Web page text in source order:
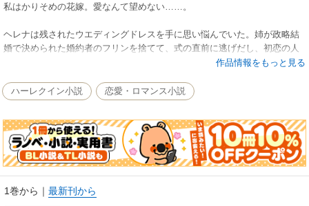
私はかりそめの花嫁。愛なんて望めない……。
ヘレナは残されたウエディングドレスを手に思い悩んでいた。姉が政略結
婚で決められた婚約者のフリンを捨てて、式の直前に逃げだし、初恋の人
と駆け落ちしてしまったのだ。礼拝堂には仕事関係の招待客も大勢いる。
から憧れていたフリンの危機を救いたい一心で、ヘレナは思わず彼に告げ
た。「私が一時的に身代わりの花嫁になるわ」その衝動的な提案に驚き、
誓いの言葉を口にした――フリンが花嫁に求めるのは、跡継ぎを産むこと
だけだと知りながら。
は、やむなく便宜結婚することになった二人の物語。皮肉にも、愛の国イ
タリアで交わされる愛なき契約……。ヘレナの密かな恋の行方は？ 前作
作品情報をもっと見る
ハーレクイン小説 恋愛・ロマンス小説
1巻から ｜ 最新刊から